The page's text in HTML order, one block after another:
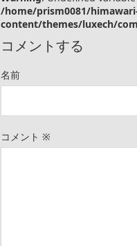
/home/prism0081/
content/themes/luxech/
コメントする
名前
コメント ※